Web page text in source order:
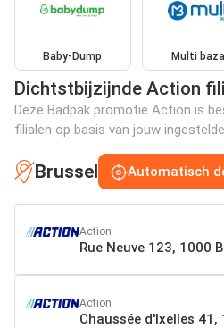
Baby-Dump Multi
Dichtstbijzijnde Action
Deze Badpak promotie Action is
filialen op basis van jouw
Brussel Automatisch
Action
Rue Neuve 123, 1000
Action
Chaussée d'Ixelles 41,